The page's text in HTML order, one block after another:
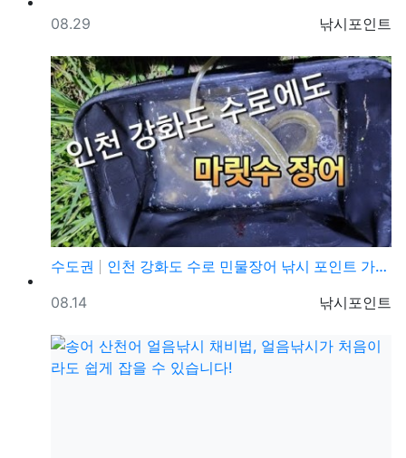
등록자
낚시포인트
등록일
08.29
수도권
인천 강화도 수로 민물장어 낚시 포인트 가볼만한곳
등록자
낚시포인트
등록일
08.14